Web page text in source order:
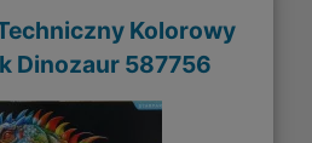
Kolorowy
Dinozaur 587756